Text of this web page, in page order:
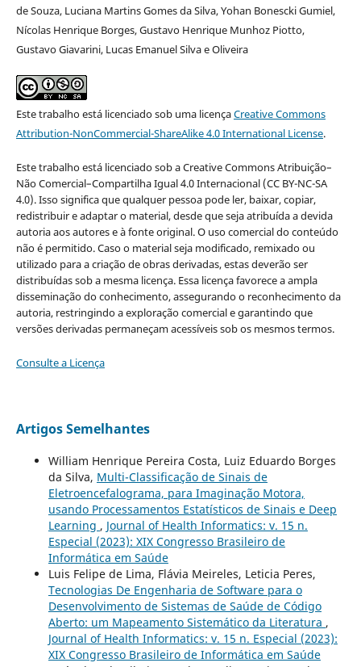
de Souza, Luciana Martins Gomes da Silva, Yohan Bonescki Gumiel,
Nícolas Henrique Borges, Gustavo Henrique Munhoz Piotto,
Gustavo Giavarini, Lucas Emanuel Silva e Oliveira
Este trabalho está licenciado sob uma licençaCreative Commons
Attribution-NonCommercial-ShareAlike 4.0 International License.
Este trabalho está licenciado sob a Creative Commons Atribuição–
Não Comercial–Compartilha Igual 4.0 Internacional (CC BY-NC-SA
4.0). Isso significa que qualquer pessoa pode ler, baixar, copiar,
redistribuir e adaptar o material, desde que seja atribuída a devida
autoria aos autores e à fonte original. O uso comercial do conteúdo
não é permitido. Caso o material seja modificado, remixado ou
utilizado para a criação de obras derivadas, estas deverão ser
distribuídas sob a mesma licença. Essa licença favorece a ampla
disseminação do conhecimento, assegurando o reconhecimento da
autoria, restringindo a exploração comercial e garantindo que
versões derivadas permaneçam acessíveis sob os mesmos termos.
Consulte a Licença
Artigos Semelhantes
William Henrique Pereira Costa, Luiz Eduardo Borges
da Silva, Multi-Classificação de Sinais de
Eletroencefalograma, para Imaginação Motora,
usando Processamentos Estatísticos de Sinais e Deep
Learning , Journal of Health Informatics: v. 15 n.
Especial (2023): XIX Congresso Brasileiro de
Informática em Saúde
Luis Felipe de Lima, Flávia Meireles, Leticia Peres,
Tecnologias De Engenharia de Software para o
Desenvolvimento de Sistemas de Saúde de Código
Aberto: um Mapeamento Sistemático da Literatura ,
Journal of Health Informatics: v. 15 n. Especial (2023):
XIX Congresso Brasileiro de Informática em Saúde